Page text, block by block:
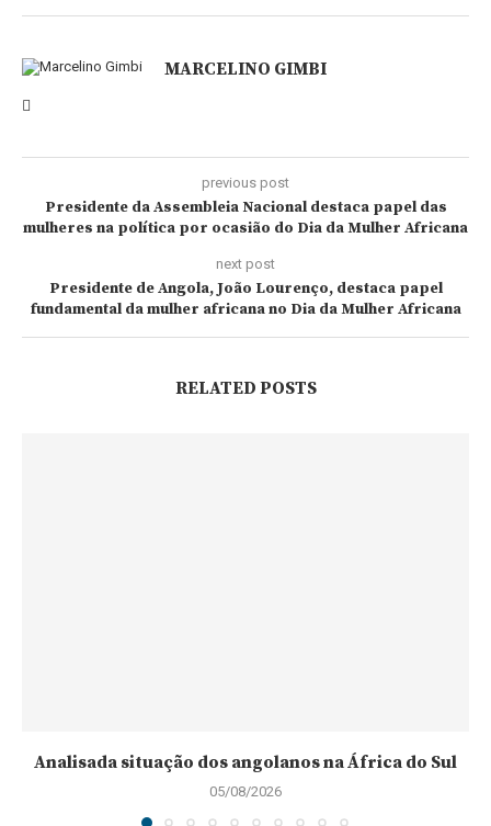
MARCELINO GIMBI
previous post
Presidente da Assembleia Nacional destaca papel das
mulheres na política por ocasião do Dia da Mulher Africana
next post
Presidente de Angola, João Lourenço, destaca papel
fundamental da mulher africana no Dia da Mulher Africana
RELATED POSTS
Analisada situação dos angolanos na África do Sul
05/08/2026